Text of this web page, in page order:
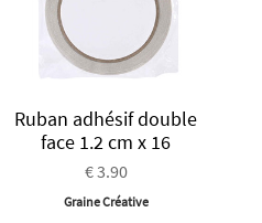
Ruban adhésif double
face 1.2 cm x 16
€ 3.90
Graine Créative